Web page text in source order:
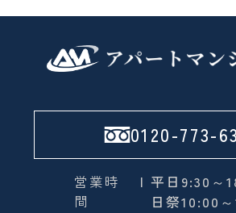
0120-773-
営業時
間
| 平日9:30～
日祭10:00